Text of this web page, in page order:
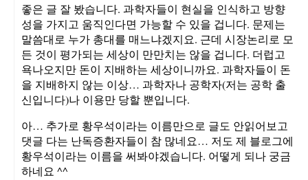
좋은 글 잘 봤습니다. 과학자들이 현실을 인식하고 방향
성을 가지고 움직인다면 가능할 수 있을 겁니다. 문제는
말씀대로 누가 총대를 매느냐겠지요. 근데 시장논리로 모
든 것이 평가되는 세상이 만만치는 않을 겁니다. 더럽고
욕나오지만 돈이 지배하는 세상이니까요. 과학자들이 돈
을 지배하지 않는 이상… 과학자나 공학자(저는 공학 출
신입니다)나 이용만 당할 뿐입니다.
아… 추가로 황우석이라는 이름만으로 글도 안읽어보고
댓글 다는 난독증환자들이 참 많네요… 저도 제 블로그에
황우석이라는 이름을 써봐야겠습니다. 어떻게 되나 궁금
하네요 ^^